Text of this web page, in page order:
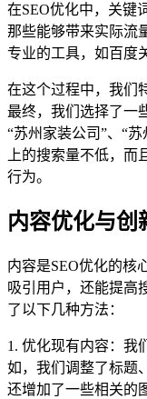
在SEO优化中，关键
那些能够带来实际流
专业的工具，如百度
在这个过程中，我们
最终，我们选择了一
“苏州家装公司”、“
上的搜索量不低，
行为。
内容优化与创
内容是SEO优化的核
吸引用户，还能提高
了以下几种方法：
1. 优化现有内容：我
如，我们调整了标题
还增加了一些相关的